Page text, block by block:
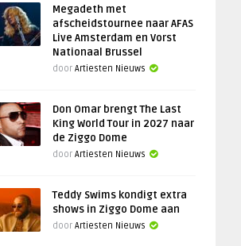
Megadeth met
afscheidstournee naar AFAS
Live Amsterdam en Vorst
Nationaal Brussel
door Artiesten Nieuws
Don Omar brengt The Last
King World Tour in 2027 naar
de Ziggo Dome
door Artiesten Nieuws
Teddy Swims kondigt extra
shows in Ziggo Dome aan
door Artiesten Nieuws